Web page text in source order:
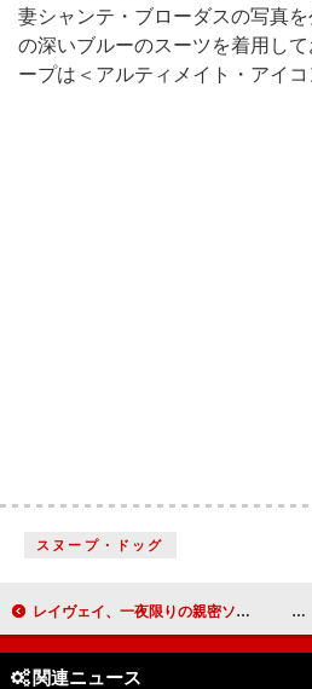
妻シャンテ・ブローダスの写真
の深いブルーのスーツを着用し
ープは＜アルティメイト・アイコ
スヌープ・ドッグ
レイヴェイ、一夜限りの親密ソロライブで来日決定
関連ニュース